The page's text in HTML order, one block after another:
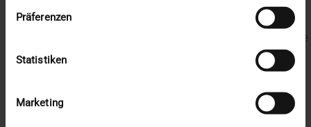
Präferenzen
Statistiken
Marketing
Der EHDS – ein Rahmen für Spielregeln und
Innovation
Der EU AI Act im Krankenhaus: So betten Sie KI in Ihre
Radiologie ein
Ein Dutzend Gütesiegel